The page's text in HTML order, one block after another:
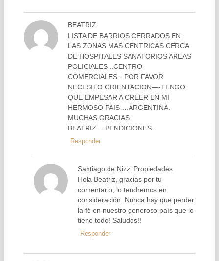
BEATRIZ
LISTA DE BARRIOS CERRADOS EN
LAS ZONAS MAS CENTRICAS CERCA
DE HOSPITALES SANATORIOS AREAS
POLICIALES ..CENTRO
COMERCIALES…POR FAVOR
NECESITO ORIENTACION—-TENGO
QUE EMPESAR A CREER EN MI
HERMOSO PAIS….ARGENTINA.
MUCHAS GRACIAS
BEATRIZ….BENDICIONES.
Responder
Santiago de Nizzi Propiedades
Hola Beatriz, gracias por tu
comentario, lo tendremos en
consideración. Nunca hay que perder
la fé en nuestro generoso país que lo
tiene todo! Saludos!!
Responder